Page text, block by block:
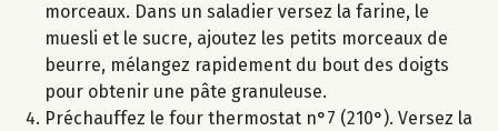
morceaux. Dans un saladier versez la farine, le
muesli et le sucre, ajoutez les petits morceaux de
beurre, mélangez rapidement du bout des doigts
pour obtenir une pâte granuleuse.
Préchauffez le four thermostat n°7 (210°). Versez la